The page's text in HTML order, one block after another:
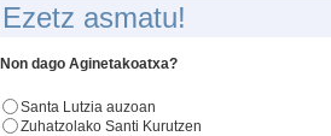
Ezetz asmatu!
Non dago Aginetakoatxa?
Santa Lutzia auzoan
Zuhatzolako Santi Kurutzen